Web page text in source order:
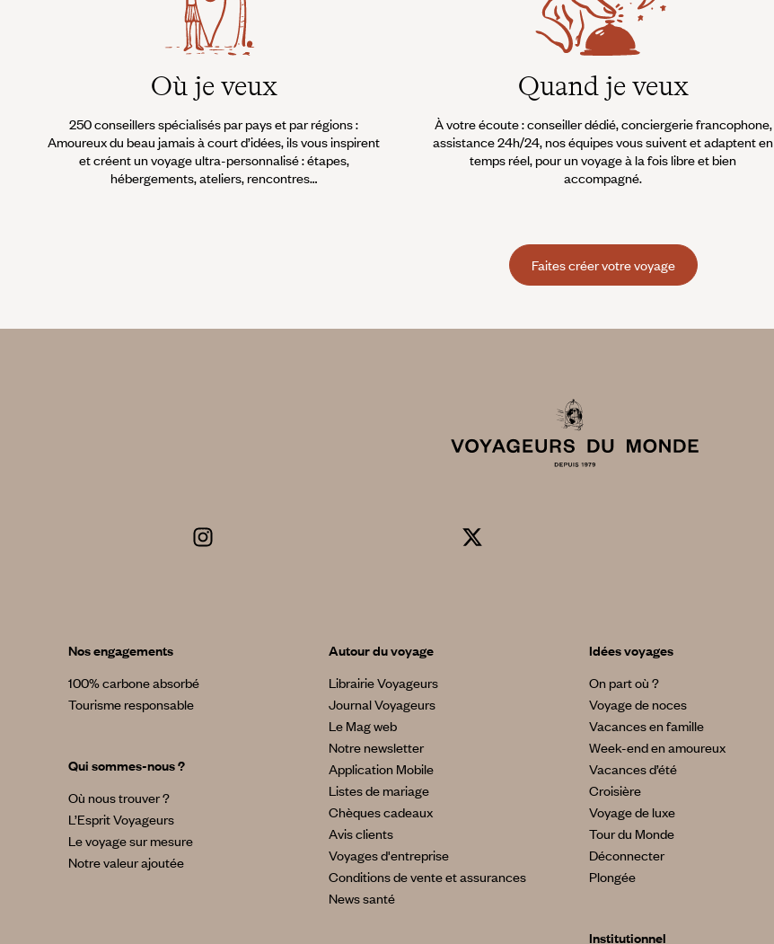
Où je veux
250 conseillers spécialisés par pays et par régions :
Amoureux du beau jamais à court d’idées, ils vous inspirent
et créent un voyage ultra-personnalisé : étapes,
hébergements, ateliers, rencontres…
Quand je veux
À votre écoute : conseiller dédié, conciergerie francophone,
assistance 24h/24, nos équipes vous suivent et adaptent en
temps réel, pour un voyage à la fois libre et bien
accompagné.
Faites créer votre voyage
Nos engagements
100% carbone absorbé
Tourisme responsable
Qui sommes-nous ?
Où nous trouver ?
L’Esprit Voyageurs
Le voyage sur mesure
Notre valeur ajoutée
Autour du voyage
Librairie Voyageurs
Journal Voyageurs
Le Mag web
Notre newsletter
Application Mobile
Listes de mariage
Chèques cadeaux
Avis clients
Voyages d'entreprise
Conditions de vente et assurances
News santé
Idées voyages
On part où ?
Voyage de noces
Vacances en famille
Week-end en amoureux
Vacances d’été
Croisière
Voyage de luxe
Tour du Monde
Déconnecter
Plongée
Institutionnel